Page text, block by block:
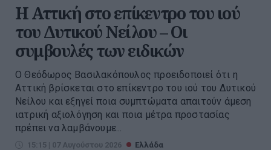
Η Αττική στο επίκεντρο του ιού
του Δυτικού Νείλου – Οι
συμβουλές των ειδικών
Ο Θεόδωρος Βασιλακόπουλος προειδοποιεί ότι η
Αττική βρίσκεται στο επίκεντρο του ιού του Δυτικού
Νείλου και εξηγεί ποια συμπτώματα απαιτούν άμεση
ιατρική αξιολόγηση και ποια μέτρα προστασίας
πρέπει να λαμβάνουμε...
15:15 | 07 Αυγούστου 2026 Ελλάδα